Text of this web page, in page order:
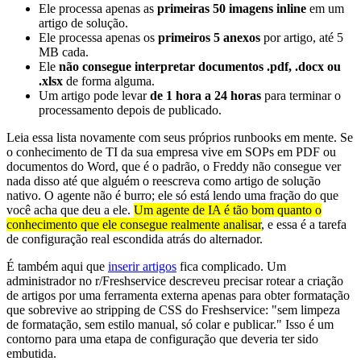
Ele processa apenas as primeiras 50 imagens inline em um
artigo de solução.
Ele processa apenas os primeiros 5 anexos por artigo, até 5
MB cada.
Ele não consegue interpretar documentos .pdf, .docx ou
.xlsx de forma alguma.
Um artigo pode levarde 1 hora a 24 horas para terminar o
processamento depois de publicado.
Leia essa lista novamente com seus próprios runbooks em mente. Se
o conhecimento de TI da sua empresa vive em SOPs em PDF ou
documentos do Word, que é o padrão, o Freddy não consegue ver
nada disso até que alguém o reescreva como artigo de solução
nativo. O agente não é burro; ele só está lendo uma fração do que
você acha que deu a ele. Um agente de IA é tão bom quanto o
conhecimento que ele consegue realmente analisar, e essa é a tarefa
de configuração real escondida atrás do alternador.
É também aqui que inserir artigos fica complicado. Um
administrador no r/Freshservice descreveu precisar rotear a criação
de artigos por uma ferramenta externa apenas para obter formatação
que sobrevive ao stripping de CSS do Freshservice: "sem limpeza
de formatação, sem estilo manual, só colar e publicar." Isso é um
contorno para uma etapa de configuração que deveria ter sido
embutida.